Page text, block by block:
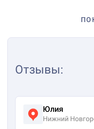
Отзывы:
Юлия
Нижний